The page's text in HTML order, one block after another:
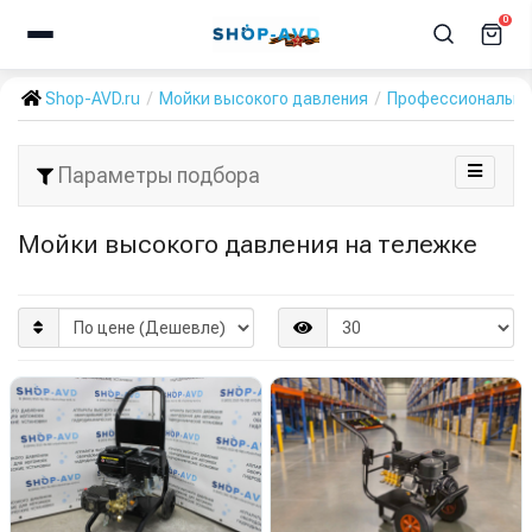
0
Shop-AVD.ru Мойки высокого давления
Параметры подбора
Мойки высокого давления на тележке